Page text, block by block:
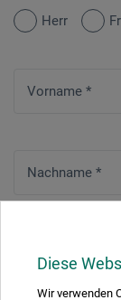
Diese
Wir verwenden
Herr
Vorname *
Nachname *
Straße